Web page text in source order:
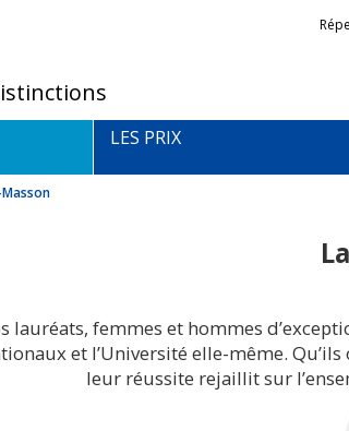
LES PRIX
lauréats, femmes et hommes
et l’Université elle-même.
leur réussite rejaillit sur